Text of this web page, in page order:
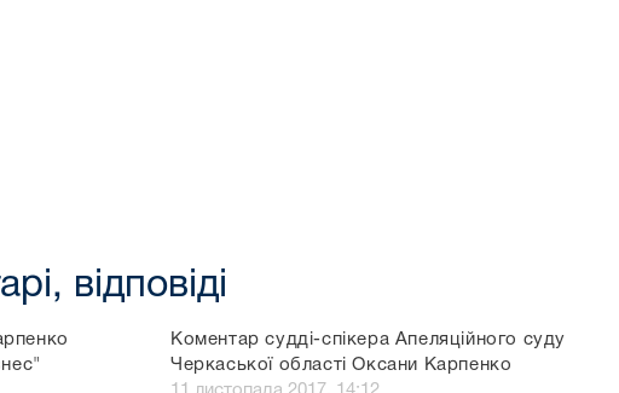
відповіді
Коментар судді-спікера Апеляційного суду
Черкаської області Оксани Карпенко